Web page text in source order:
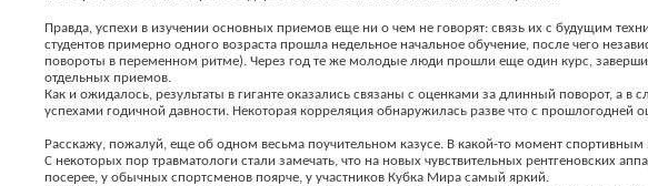
Правда, успехи в изучении основных приемов еще ни о чем не говорят: связь их с будущим
студентов примерно одного возраста прошла недельное начальное обучение, после чего
повороты в переменном ритме). Через год те же молодые люди прошли еще один курс,
отдельных приемов.
Как и ожидалось, результаты в гиганте оказались связаны с оценками за длинный поворот,
успехами годичной давности. Некоторая корреляция обнаружилась разве что с прошлогодней
Расскажу, пожалуй, еще об одном весьма поучительном казусе. В какой-то момент
С некоторых пор травматологи стали замечать, что на новых чувствительных рентгеновских
посерее, у обычных спортсменов поярче, у участников Кубка Мира самый яркий.